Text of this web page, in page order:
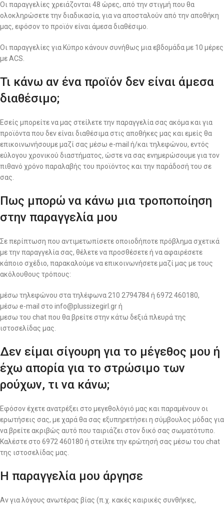
Οι παραγγελίες χρειάζονται 48 ώρες, από την στιγμή που θα
ολοκληρώσετε την διαδικασία, για να αποσταλούν από την αποθήκη
μας, εφόσον το προϊόν είναι άμεσα διαθέσιμο.
Οι παραγγελίες για Κύπρο κάνουν συνήθως μια εβδομάδα με 10 μέρες
με ACS.
Τι κάνω αν ένα προϊόν δεν είναι άμεσα
διαθέσιμο;
Εσείς μπορείτε να μας στείλετε την παραγγελία σας ακόμα και για
προϊόντα που δεν είναι διαθέσιμα στις αποθήκες μας και εμείς θα
επικοινωνήσουμε μαζί σας μέσω e-mail ή/και τηλεφώνου, εντός
εύλογου χρονικού διαστήματος, ώστε να σας ενημερώσουμε για τον
πιθανό χρόνο παραλαβής του προϊόντος και την παράδοσή του σε
σας.
Πως μπορώ να κάνω μια τροποποίηση
στην παραγγελία μου
Σε περίπτωση που αντιμετωπίσετε οποιοδήποτε πρόβλημα σχετικά
με την παραγγελία σας, θέλετε να προσθέσετε ή να αφαιρέσετε
κάποιο σχέδιο, παρακαλούμε να επικοινωνήσετε μαζί μας με τους
ακόλουθους τρόπους:
μέσω τηλεφώνου στα τηλέφωνα 210 2794784 ή 6972 460180,
μέσω e-mail στο info@plussizegirl.gr ή
μεσω του chat που θα βρείτε στην κάτω δεξιά πλευρά της
ιστοσελίδας μας.
Δεν είμαι σίγουρη για το μέγεθος μου ή
έχω απορία για το στρώσιμο των
ρούχων, τι να κάνω;
Εφόσον έχετε ανατρέξει στο μεγεθολόγιό μας και παραμένουν οι
ερωτήσεις σας, με χαρά θα σας εξυπηρετήσει η σύμβουλος μόδας για
να βρείτε ακριβώς αυτό που ταιριάζει στον δικό σας σωματότυπο.
Καλέστε στο 6972 460180 ή στείλτε την ερώτησή σας μέσω του chat
της ιστοσελίδας μας.
Η παραγγελία μου άργησε
Αν για λόγους ανωτέρας βίας (π.χ. κακές καιρικές συνθήκες,